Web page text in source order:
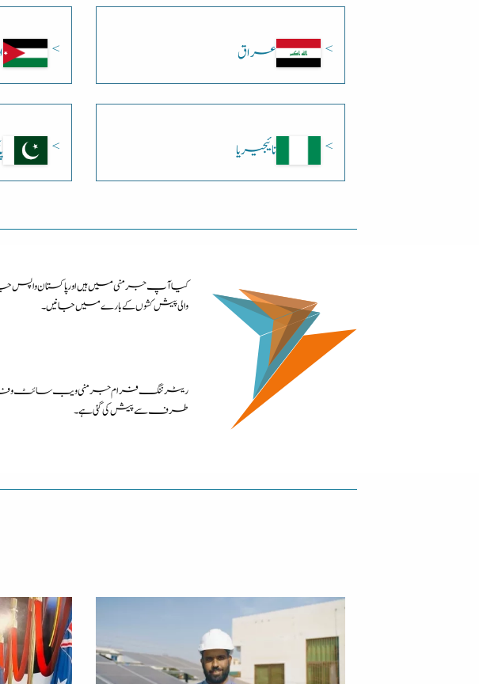
عراق
نائیجیریا
کیا آپ جرمنی میں ہیں اور پاکستان واپس
والی پیش کشوں کے بارے میں جانیں۔
ریٹرننگ فرام جرمنی ویب سائٹ وفاقی دفتر
طرف سے پیش کی گئی ہے۔